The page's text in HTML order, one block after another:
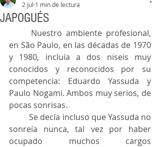
JAPOGUÉS
2 jul 1 min de lectura
en São Paulo, en las décadas de 1970
y 1980, incluía a dos niseis muy
conocidos y reconocidos por su
competencia: Eduardo Yassuda y
Paulo Nogami. Ambos muy serios, de
pocas sonrisas.
	Se decía incluso que Yassuda no
sonreía nunca, tal vez por haber
ocupado muchos cargos